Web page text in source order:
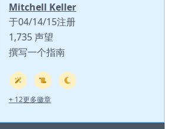
Mitchell Keller
于04/14/15注册
1,735 声望
撰写一个指南
+ 12更多徽章